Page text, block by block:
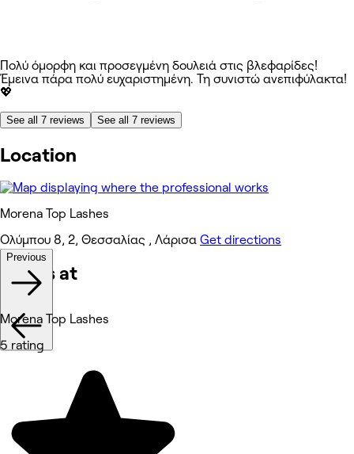
Πολύ όμορφη και προσεγμένη δουλειά στις βλεφαρίδες!
Έμεινα πάρα πολύ ευχαριστημένη. Τη συνιστώ ανεπιφύλακτα!
💖
See all 7 reviews See all 7 reviews
Location
Morena Top Lashes
Ολύμπου 8, 2, Θεσσαλίας , Λάρισα Get directions
Works at
Previous
Morena Top Lashes
5 rating